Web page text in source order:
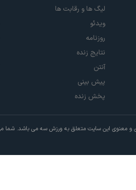
لیگ ها و رقابت ها
ویدئو
روزنامه
نتایج زنده
آنتن
پیش بینی
پخش زنده
و معنوی این سایت متعلق به ورزش سه می باشد. شما